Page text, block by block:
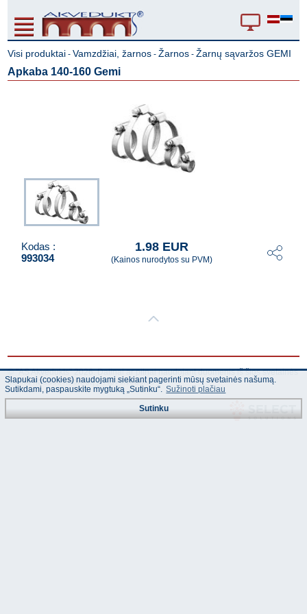
Visi produktai -Vamzdžiai, žarnos -Žarnos -Žarnų sąvaržos GEMI
Apkaba 140-160 Gemi
Kodas :
993034
1.98 EUR
(Kainos nurodytos su PVM)
© "AS Akvedukts" 2026. Dalinai ar pilnai naudojant duomenis iš šios svetainės
būtina naudoti nuorodą Į "AS Akvedukts"!
Slapukai (cookies) naudojami siekiant pagerinti mūsų svetainės našumą.
Sutikdami, paspauskite mygtuką „Sutinku“. Sužinoti plačiau
Sutinku